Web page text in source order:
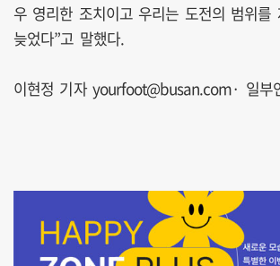
우 영리한 조치이고 우리는 도전의 범위를
늦었다”고 말했다.
이현정 기자 yourfoot@busan.com· 일부